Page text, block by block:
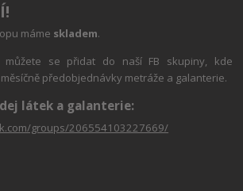
máme skladem.
můžete se přidat do naší FB skupiny, kde
předobjednávky metráže a galanterie.
látek a galanterie:
groups/206554103227669/